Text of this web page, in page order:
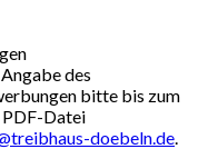
des
bitte bis zum
PDF-Datei
doebeln.de.